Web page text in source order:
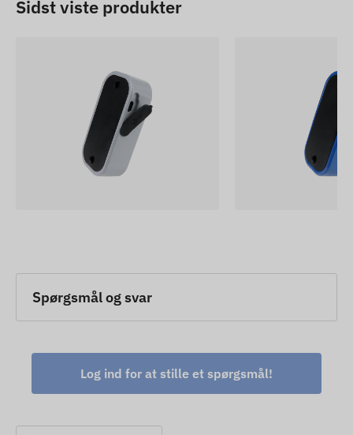
hjemmesiden. Bemærk dog venligst, at
forudgående varsel. Derfor kan produkternes
faktiske udseende afvige minimalt fra de viste
billeder. Vi forbeholder os retten til
producentændringer vedrørende eventuelle
uoverensstemmelser.
Sidst viste produkter
Spørgsmål og svar
Log ind for at stille et spørgsmål!